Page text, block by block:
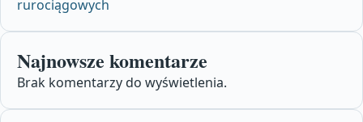
rurociągowych
Najnowsze komentarze
Brak komentarzy do wyświetlenia.